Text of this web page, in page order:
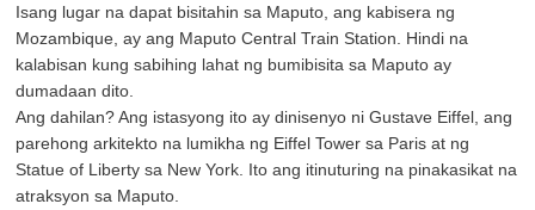
Isang lugar na dapat bisitahin sa Maputo, ang kabisera ng
Mozambique, ay ang Maputo Central Train Station. Hindi na
kalabisan kung sabihing lahat ng bumibisita sa Maputo ay
dumadaan dito.
Ang dahilan? Ang istasyong ito ay dinisenyo ni Gustave Eiffel, ang
parehong arkitekto na lumikha ng Eiffel Tower sa Paris at ng
Statue of Liberty sa New York. Ito ang itinuturing na pinakasikat na
atraksyon sa Maputo.